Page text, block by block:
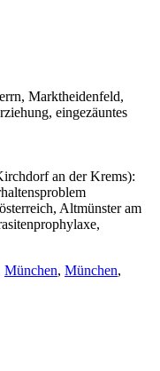
Marktheidenfeld,
eingezäuntes
an der Krems):
Altmünster am
München, München,